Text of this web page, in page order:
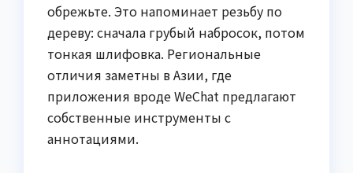
обрежьте. Это напоминает резьбу по
дереву: сначала грубый набросок, потом
тонкая шлифовка. Региональные
отличия заметны в Азии, где
приложения вроде WeChat предлагают
собственные инструменты с
аннотациями.